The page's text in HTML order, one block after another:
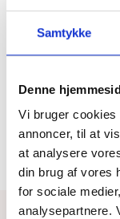
Samtykke
Denne
Vi bruger
annoncer, til at
at analysere
din brug af vores
for sociale
analysepartnere.
kreative
Råd og vejledning
kontakte dig. Du
helt